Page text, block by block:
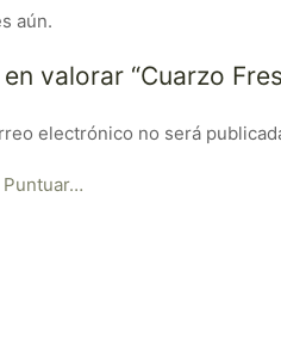
aún.
valorar “Cuarzo
electrónico no será